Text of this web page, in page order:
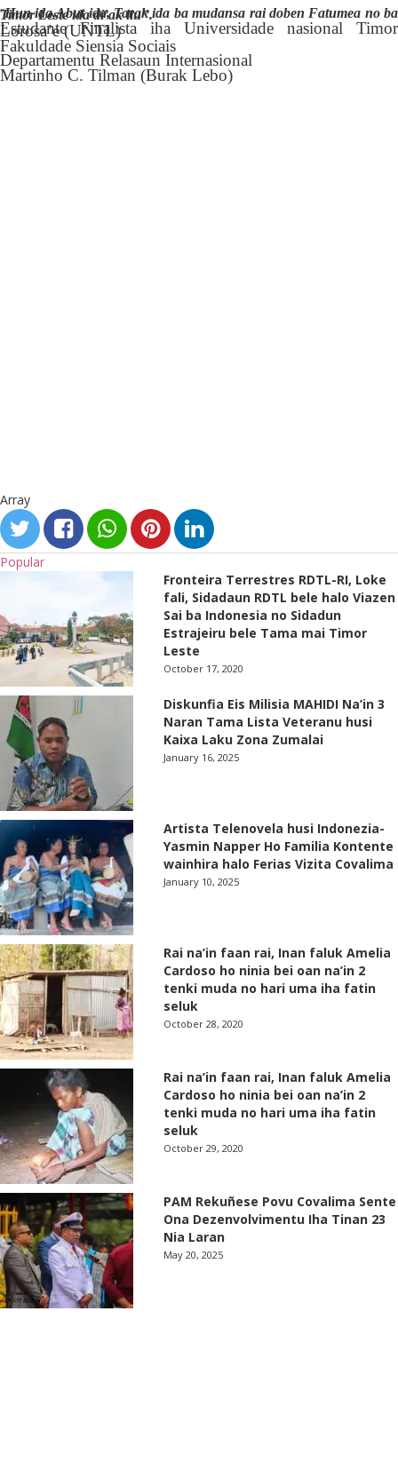
”
Hun ida,Abut ida, Tarak ida ba mudansa rai doben Fatumea no ba Timor Leste ida di’ak liu’’.
Estudante Finalista iha Universidade nasional Timor
Lorosa’e (UNTL)
Fakuldade Siensia Sociais
Departamentu Relasaun Internasional
Martinho C. Tilman (Burak Lebo)
Array
Popular
Fronteira Terrestres RDTL-RI, Loke
fali, Sidadaun RDTL bele halo Viazen
Sai ba Indonesia no Sidadun
Estrajeiru bele Tama mai Timor
Leste
October 17, 2020
Diskunfia Eis Milisia MAHIDI Na’in 3
Naran Tama Lista Veteranu husi
Kaixa Laku Zona Zumalai
January 16, 2025
Artista Telenovela husi Indonezia-
Yasmin Napper Ho Familia Kontente
wainhira halo Ferias Vizita Covalima
January 10, 2025
Rai na’in faan rai, Inan faluk Amelia
Cardoso ho ninia bei oan na’in 2
tenki muda no hari uma iha fatin
seluk
October 28, 2020
Rai na’in faan rai, Inan faluk Amelia
Cardoso ho ninia bei oan na’in 2
tenki muda no hari uma iha fatin
seluk
October 29, 2020
PAM Rekuñese Povu Covalima Sente
Ona Dezenvolvimentu Iha Tinan 23
Nia Laran
May 20, 2025